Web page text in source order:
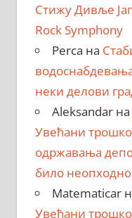
Стижу Дивље
Rock Symphony
Perca на
неки делови
Aleksandarна
Увећани
одржавања
било неопходно
Matematicar
Увећани